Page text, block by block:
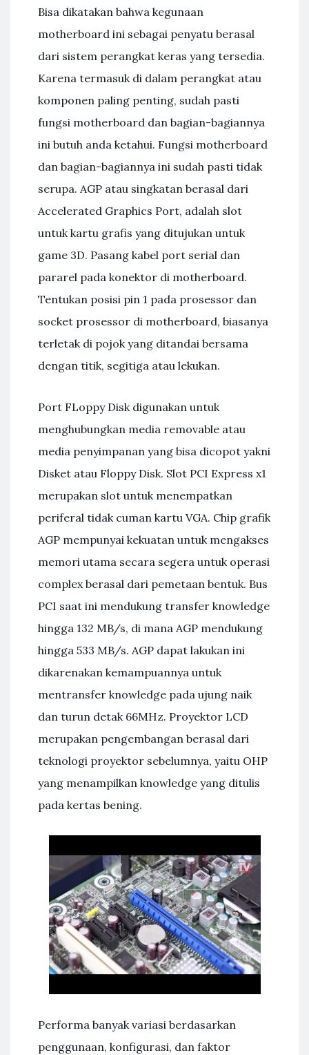
Bisa dikatakan bahwa kegunaan
motherboard ini sebagai penyatu berasal
dari sistem perangkat keras yang tersedia.
Karena termasuk di dalam perangkat atau
komponen paling penting, sudah pasti
fungsi motherboard dan bagian-bagiannya
ini butuh anda ketahui. Fungsi motherboard
dan bagian-bagiannya ini sudah pasti tidak
serupa. AGP atau singkatan berasal dari
Accelerated Graphics Port, adalah slot
untuk kartu grafis yang ditujukan untuk
game 3D. Pasang kabel port serial dan
pararel pada konektor di motherboard.
Tentukan posisi pin 1 pada prosessor dan
socket prosessor di motherboard, biasanya
terletak di pojok yang ditandai bersama
dengan titik, segitiga atau lekukan.
Port FLoppy Disk digunakan untuk
menghubungkan media removable atau
media penyimpanan yang bisa dicopot yakni
Disket atau Floppy Disk. Slot PCI Express x1
merupakan slot untuk menempatkan
periferal tidak cuman kartu VGA. Chip grafik
AGP mempunyai kekuatan untuk mengakses
memori utama secara segera untuk operasi
complex berasal dari pemetaan bentuk. Bus
PCI saat ini mendukung transfer knowledge
hingga 132 MB/s, di mana AGP mendukung
hingga 533 MB/s. AGP dapat lakukan ini
dikarenakan kemampuannya untuk
mentransfer knowledge pada ujung naik
dan turun detak 66MHz. Proyektor LCD
merupakan pengembangan berasal dari
teknologi proyektor sebelumnya, yaitu OHP
yang menampilkan knowledge yang ditulis
pada kertas bening.
Performa banyak variasi berdasarkan
penggunaan, konfigurasi, dan faktor